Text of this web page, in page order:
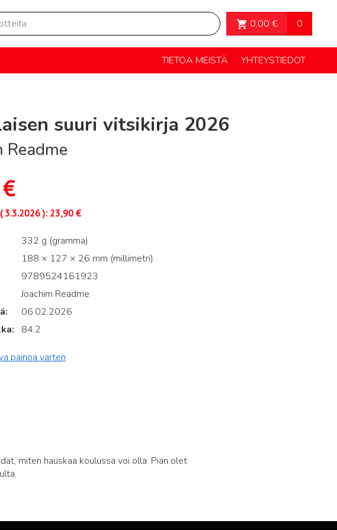
0,00 € 0
OSTOSKORI>
TIETOA MEISTÄ YHTEYSTIEDOT
suuri vitsikirja 2026
Readme
€
3.3.2026): 23,90 €
332 g (gramma)
188 × 127 × 26 mm (millimetri)
9789524161923
Joachim Readme
06.02.2026
84.2
painoa varten
miten hauskaa koulussa voi olla. Pian olet